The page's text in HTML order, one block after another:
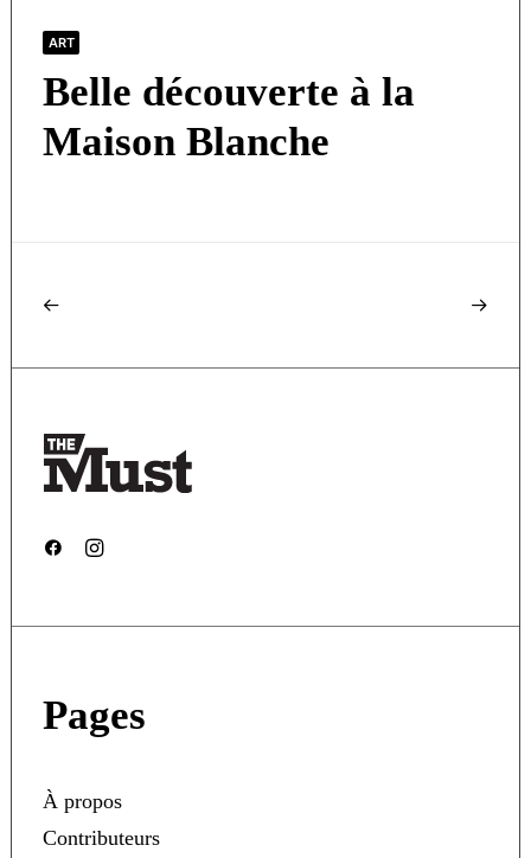
ART
Belle découverte à la
Maison Blanche
Pages
À propos
Contributeurs